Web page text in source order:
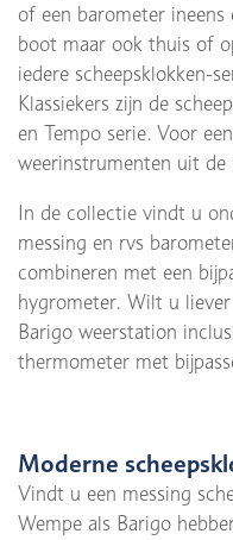
of een barometer
boot maar ook thuis of
iedere scheepsklokken-
Klassiekers zijn de
en Tempo serie. Voor
weerinstrumenten uit de
In de collectie vindt u
messing en rvs
combineren met een
hygrometer. Wilt u
Barigo weerstation
thermometer met
Moderne
Vindt u een messing
Wempe als Barigo